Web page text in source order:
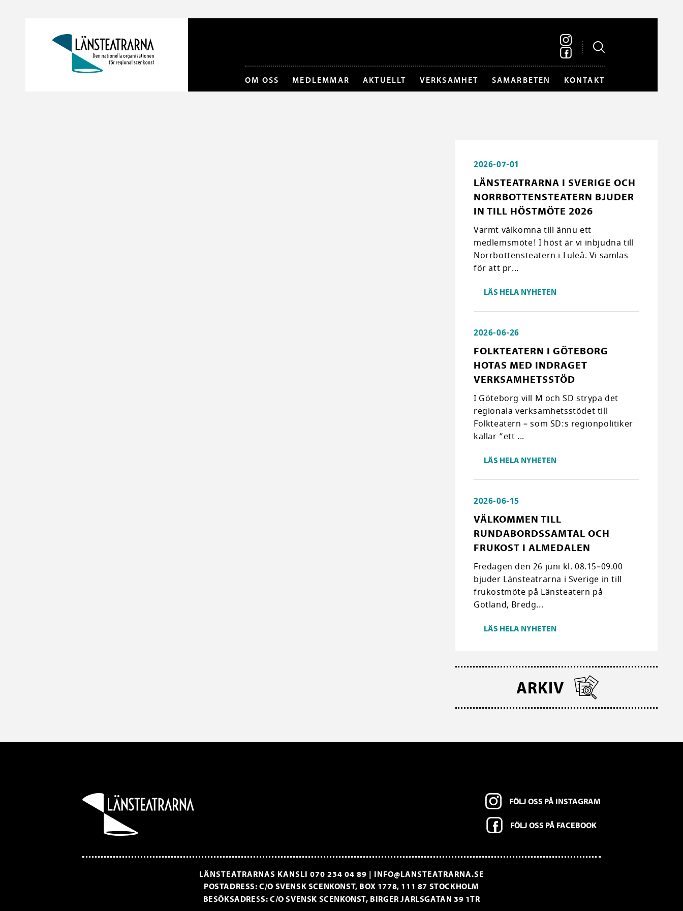
OM OSS MEDLEMMAR AKTUELLT VERKSAMHET SAMARBETEN KONTAKT
2026-07-01
LÄNSTEATRARNA I SVERIGE OCH
NORRBOTTENSTEATERN BJUDER
IN TILL HÖSTMÖTE 2026
Varmt välkomna till ännu ett
medlemsmöte! I höst är vi inbjudna till
Norrbottensteatern i Luleå. Vi samlas
för att pr...
LÄS HELA NYHETEN
2026-06-26
FOLKTEATERN I GÖTEBORG
HOTAS MED INDRAGET
VERKSAMHETSSTÖD
I Göteborg vill M och SD strypa det
regionala verksamhetsstödet till
Folkteatern – som SD:s regionpolitiker
kallar ”ett ...
LÄS HELA NYHETEN
2026-06-15
VÄLKOMMEN TILL
RUNDABORDSSAMTAL OCH
FRUKOST I ALMEDALEN
Fredagen den 26 juni kl. 08.15–09.00
bjuder Länsteatrarna i Sverige in till
frukostmöte på Länsteatern på
Gotland, Bredg...
LÄS HELA NYHETEN
ARKIV
FÖLJ OSS PÅ INSTAGRAM
FÖLJ OSS PÅ FACEBOOK
LÄNSTEATRARNAS KANSLI 070 234 04 89 | INFO@LANSTEATRARNA.SE
POSTADRESS: C/O SVENSK SCENKONST, BOX 1778, 111 87 STOCKHOLM
BESÖKSADRESS: C/O SVENSK SCENKONST, BIRGER JARLSGATAN 39 1TR